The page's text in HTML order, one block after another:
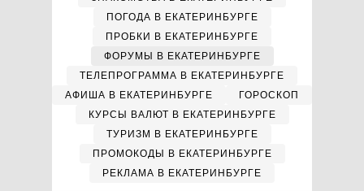
ПОГОДА В ЕКАТЕРИНБУРГЕ
ПРОБКИ В ЕКАТЕРИНБУРГЕ
ФОРУМЫ В ЕКАТЕРИНБУРГЕ
ТЕЛЕПРОГРАММА В ЕКАТЕРИНБУРГЕ
АФИША В ЕКАТЕРИНБУРГЕ
ГОРОСКОП
КУРСЫ ВАЛЮТ В ЕКАТЕРИНБУРГЕ
ТУРИЗМ В ЕКАТЕРИНБУРГЕ
ПРОМОКОДЫ В ЕКАТЕРИНБУРГЕ
РЕКЛАМА В ЕКАТЕРИНБУРГЕ